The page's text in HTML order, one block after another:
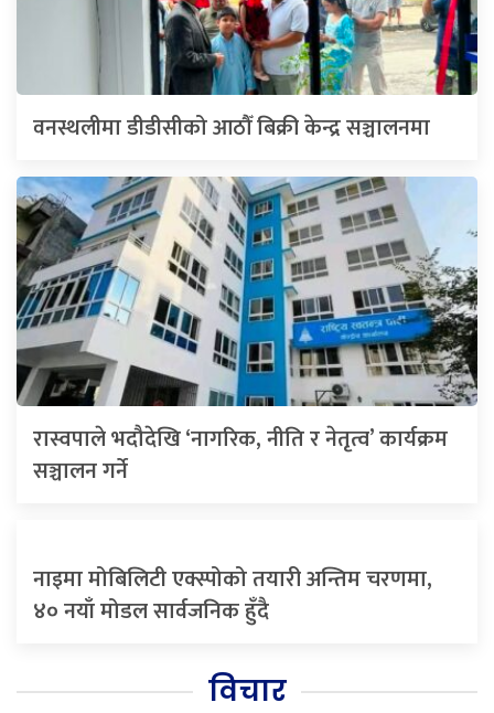
वनस्थलीमा डीडीसीको आठौँ बिक्री केन्द्र सञ्चालनमा
रास्वपाले भदौदेखि ‘नागरिक, नीति र नेतृत्व’ कार्यक्रम
सञ्चालन गर्ने
नाइमा मोबिलिटी एक्स्पोको तयारी अन्तिम चरणमा,
४० नयाँ मोडल सार्वजनिक हुँदै
विचार